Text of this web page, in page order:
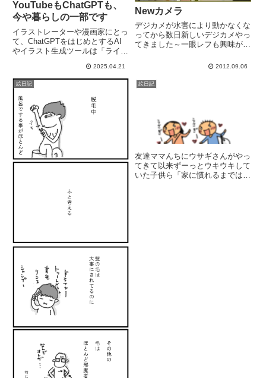
YouTubeもChatGPTも、
今や暮らしの一部です
イラストレーターや漫画家にとっ
て、ChatGPTをはじめとするAI
やイラスト生成ツールは「ライバ
が、今のところ私にとっては最高
の遊び相手で、相談相手で、味方
です😆💕※ChatGPTのページに
リンクを貼った方が皆も...
2025.04.21
Newカメラ
デジカメが水害により動かなくな
ってから数日新しいデジカメやっ
てきました～一眼レフも興味があ
よな～～とか、ほんっっと悩ん
ったにもかかわらず優柔不断なん
2012.09.06
絵日記 絵日記
友達ママんちにウサギさんがやっ
てきて以来ずーっとウキウキして
いた子供ら「家に慣れるまではス